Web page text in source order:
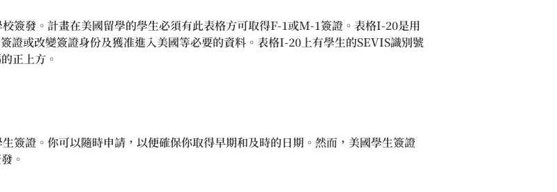
簽發。計畫在美國留學的學生必須有此表格方可取得F-1或M-1簽證。表格I-20是用
證或改變簽證身份及獲准進入美國等必要的資料。表格I-20上有學生的SEVIS識別號
正上方。
簽證。你可以隨時申請，以便確保你取得早期和及時的日期。然而，美國學生簽證
。